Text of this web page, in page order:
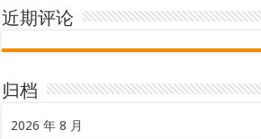
近期评论
归档
2026 年 8 月